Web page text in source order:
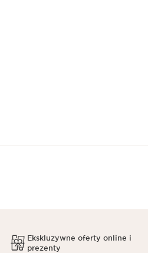
Ekskluzywne oferty online i
prezenty